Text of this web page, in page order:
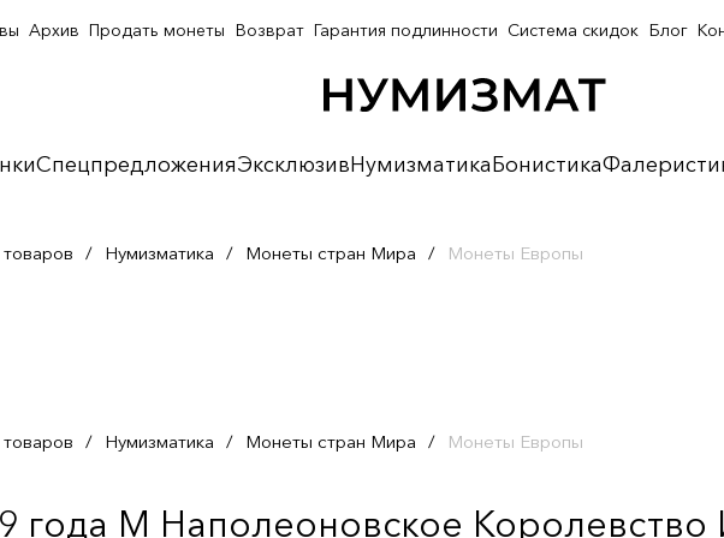
СпецпредложенияЭксклюзивНумизматикаБонистика
Архив Продать монеты Возврат Гарантия подлинности Система скидок Блог
/ Нумизматика / Монеты стран Мира / Монеты Европы
/ Нумизматика / Монеты стран Мира / Монеты Европы
года М Наполеоновское Королевство